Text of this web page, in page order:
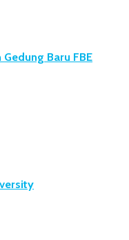
Baru FBE